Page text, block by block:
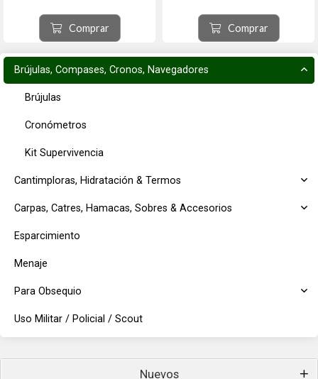
Brújulas, Compases, Cronos, Navegadores
Brújulas
Cronómetros
Kit Supervivencia
Cantimploras, Hidratación & Termos
Carpas, Catres, Hamacas, Sobres & Accesorios
Esparcimiento
Menaje
Para Obsequio
Uso Militar / Policial / Scout
Nuevos
Comprar Comprar